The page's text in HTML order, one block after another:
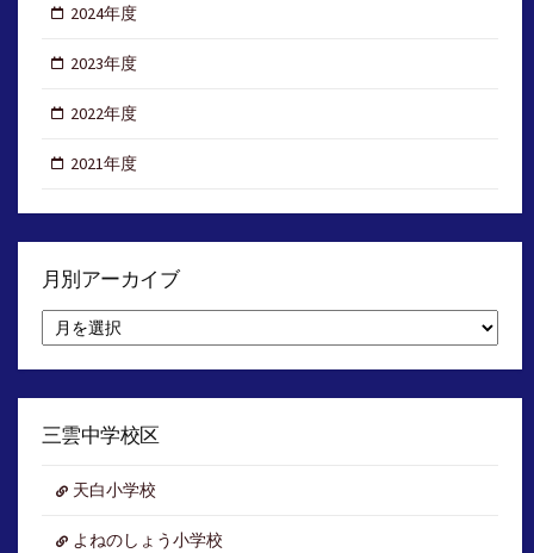
2024年度
2023年度
2022年度
2021年度
月別アーカイブ
別
ア
イ
三雲中学校区
天白小学校
よねのしょう小学校